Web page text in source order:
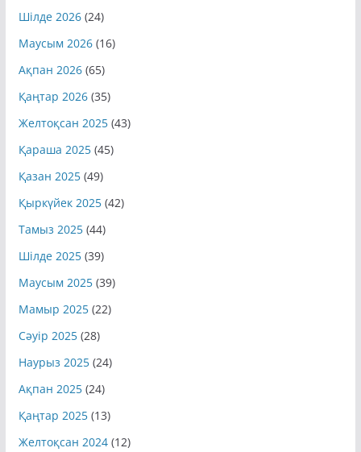
Шілде 2026(24)
Маусым 2026(16)
Ақпан 2026(65)
Қаңтар 2026(35)
Желтоқсан 2025(43)
Қараша 2025(45)
Қазан 2025(49)
Қыркүйек 2025(42)
Тамыз 2025(44)
Шілде 2025(39)
Маусым 2025(39)
Мамыр 2025(22)
Сәуір 2025(28)
Наурыз 2025(24)
Ақпан 2025(24)
Қаңтар 2025(13)
Желтоқсан 2024(12)